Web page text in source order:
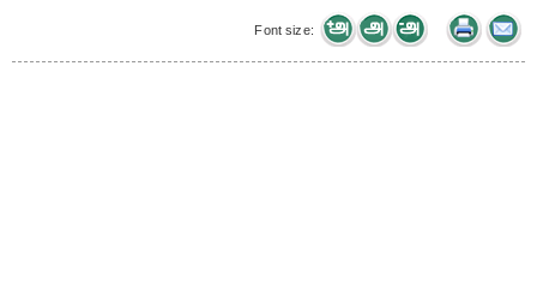
Font size: